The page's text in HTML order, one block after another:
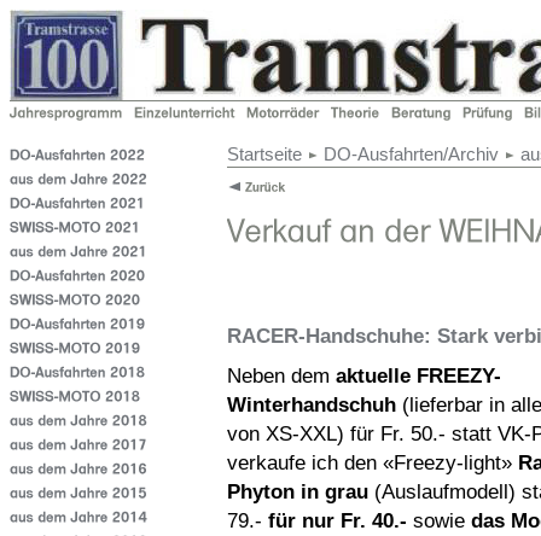
Startseite DO-Ausfahrten/Archiv
RACER-Handschuhe: Stark
Neben dem aktuelle FREEZY-
Winterhandschuh (lieferbar in
von XS-XXL) für Fr. 50.- statt VK-
verkaufe ich den «Freezy-light»
Phyton in grau (Auslaufmodell)
79.- für nur Fr. 40.- sowie das